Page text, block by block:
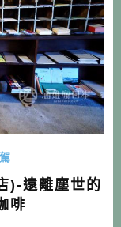
)-遠離塵世的
啡